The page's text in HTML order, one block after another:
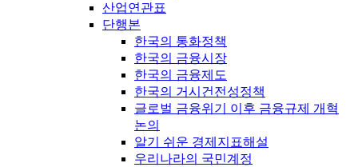
산업연관표
단행본
한국의 통화정책
한국의 금융시장
한국의 금융제도
한국의 거시건전성정책
글로벌 금융위기 이후 금융규제 개혁
논의
알기 쉬운 경제지표해설
우리나라의 국민계정